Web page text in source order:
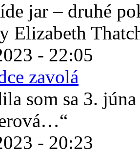
jar – druhé
Elizabeth
- 22:05
zavolá
som sa 3.
- 20:23